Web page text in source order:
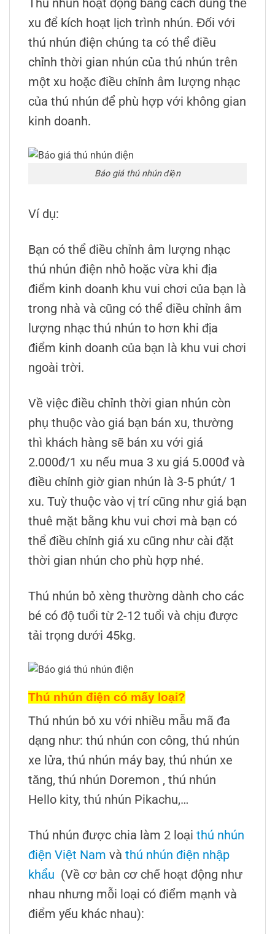
Thú nhún hoạt động bằng cách dùng thẻ
xu để kích hoạt lịch trình nhún. Đối với
thú nhún điện chúng ta có thể điều
chỉnh thời gian nhún của thú nhún trên
một xu hoặc điều chỉnh âm lượng nhạc
của thú nhún để phù hợp với không gian
kinh doanh.
Báo giá thú nhún điện
Ví dụ:
Bạn có thể điều chỉnh âm lượng nhạc
thú nhún điện nhỏ hoặc vừa khi địa
điểm kinh doanh khu vui chơi của bạn là
trong nhà và cũng có thể điều chỉnh âm
lượng nhạc thú nhún to hơn khi địa
điểm kinh doanh của bạn là khu vui chơi
ngoài trời.
Về việc điều chỉnh thời gian nhún còn
phụ thuộc vào giá bạn bán xu, thường
thì khách hàng sẽ bán xu với giá
2.000đ/1 xu nếu mua 3 xu giá 5.000đ và
điều chỉnh giờ gian nhún là 3-5 phút/ 1
xu. Tuỳ thuộc vào vị trí cũng như giá bạn
thuê mặt bằng khu vui chơi mà bạn có
thể điều chỉnh giá xu cũng như cài đặt
thời gian nhún cho phù hợp nhé.
Thú nhún bỏ xèng thường dành cho các
bé có độ tuổi từ 2-12 tuổi và chịu được
tải trọng dưới 45kg.
Thú nhún điện có mấy loại?
Thú nhún bỏ xu với nhiều mẫu mã đa
dạng như: thú nhún con công, thú nhún
xe lửa, thú nhún máy bay, thú nhún xe
tăng, thú nhún Doremon , thú nhún
Hello kity, thú nhún Pikachu,…
Thú nhún được chia làm 2 loại thú nhún
điện Việt Nam và thú nhún điện nhập
khẩu (Về cơ bản cơ chế hoạt động như
nhau nhưng mỗi loại có điểm mạnh và
điểm yếu khác nhau):